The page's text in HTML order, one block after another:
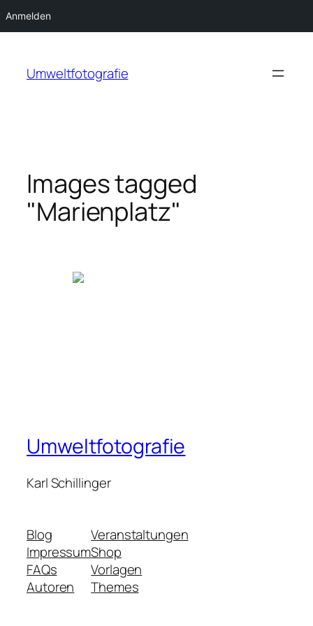
Anmelden
springen
Umweltfotografie
Images tagged
"Marienplatz"
Umweltfotografie
Karl Schillinger
Blog
Impressum
FAQs
Autoren
Veranstaltungen
Shop
Vorlagen
Themes